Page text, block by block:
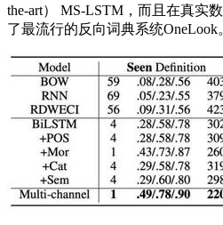
the-art） MS-LSTM，而且在真实
了最流行的反向词典系统OneLook